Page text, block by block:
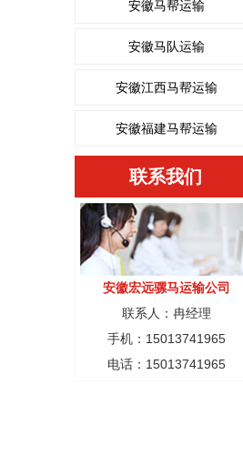
安徽马帮运输
安徽马队运输
安徽江西马帮运输
安徽福建马帮运输
联系我们
安徽宏远骡马运输公司
联系人：冉经理
手机：15013741965
电话：15013741965